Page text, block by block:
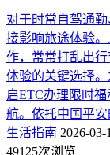
对于时常自驾通
接影响旅途体验
作，常常打乱出
体验的关键选择
启ETC办理限时
航。依托中国平
生活指南 2026-03-
49125次浏览